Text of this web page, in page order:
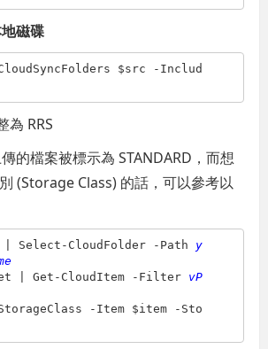
磁碟
$src -Includ
為 RRS
的檔案被標示為 STANDARD，而想
(Storage Class) 的話，可以參考以
| Select-CloudFolder -Path y
| Get-CloudItem -Filter vP
-Item $item -Sto